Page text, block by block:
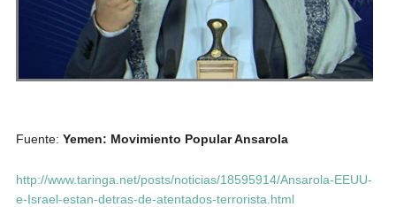
Fuente: Yemen: Movimiento Popular Ansarola
http://www.taringa.net/posts/noticias/18595914/Ansarola-EEUU-
e-Israel-estan-detras-de-atentados-terrorista.html